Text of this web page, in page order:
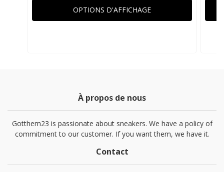
OPTIONS D'AFFICHAGE
À propos de nous
Gotthem23 is passionate about sneakers. We have a policy of
commitment to our customer. If you want them, we have it.
Contact